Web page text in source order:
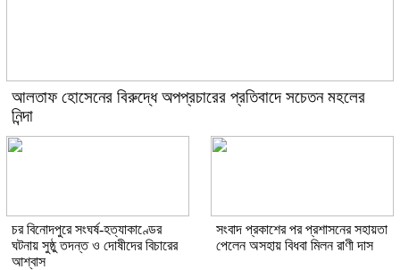
আলতাফ হোসেনের বিরুদ্ধে অপপ্রচারের প্রতিবাদে সচেতন মহলের
নিন্দা
চর বিনোদপুরে সংঘর্ষ-হত্যাকাণ্ডের
ঘটনায় সুষ্ঠু তদন্ত ও দোষীদের বিচারের
আশ্বাস
সংবাদ প্রকাশের পর প্রশাসনের সহায়তা
পেলেন অসহায় বিধবা মিলন রাণী দাস